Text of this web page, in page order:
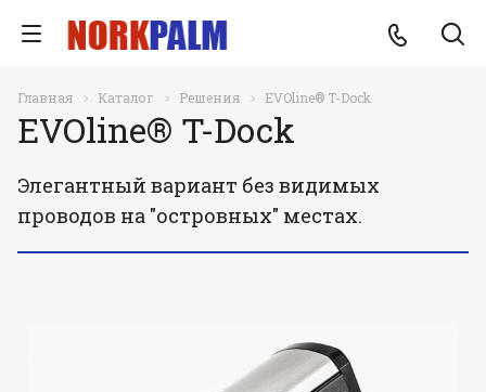
Главная Каталог Решения EVOline® T-Dock
EVOline® T-Dock
Элегантный вариант без видимых
проводов на "островных" местах.